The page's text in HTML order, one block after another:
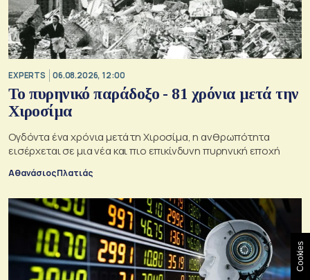
EXPERTS 06.08.2026, 12:00
Το πυρηνικό παράδοξο - 81 χρόνια μετά την
Χιροσίμα
Ογδόντα ένα χρόνια μετά τη Χιροσίμα, η ανθρωπότητα
εισέρχεται σε μια νέα και πιο επικίνδυνη πυρηνική εποχή
Αθανάσιος Πλατιάς
Cookies